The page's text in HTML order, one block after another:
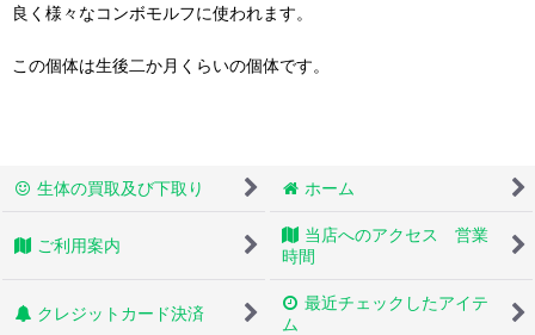
良く様々なコンボモルフに使われます。
この個体は生後二か月くらいの個体です。
生体の買取及び下取り ホーム
ご利用案内
当店へのアクセス 営業
時間
クレジットカード決済
最近チェックしたアイテ
ム